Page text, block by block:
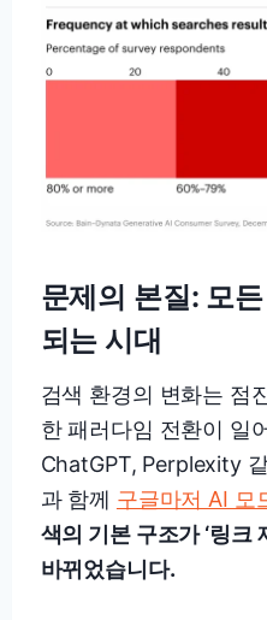
문제의 본질: 모
되는 시대
검색 환경의 변화는 점
한 패러다임 전환이 일
ChatGPT, Perplexity
과 함께 구글마저 AI 모
색의 기본 구조가 ‘링크
바뀌었습니다.